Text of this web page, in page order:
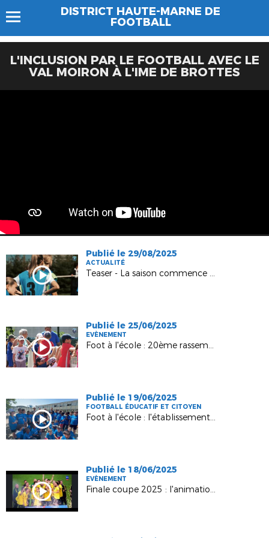
DISTRICT HAUTE-MARNE DE
FOOTBALL
L'INCLUSION PAR LE FOOTBALL AVEC LE
VAL MOIRON À L'IME DE BROTTES
Publié le 29/08/2025
ACTUALITÉ
Teaser - La saison commence maintenant !
Publié le 25/06/2025
EVÈNEMENT
Foot à l'école : 20ème rassemblement dans le Sud Haut-Marnais !
Publié le 19/06/2025
FOOTBALL ÉDUCATIF ET CITOYEN
Foot à l'école : l'établissement Robert Pillon lauréat académique !
Publié le 18/06/2025
EVÈNEMENT
Finale coupe 2025 : l'animation pyrotechnique